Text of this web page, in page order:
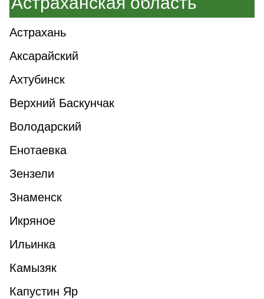
Астрахань
Аксарайский
Ахтубинск
Верхний Баскунчак
Володарский
Енотаевка
Зензели
Знаменск
Икряное
Ильинка
Камызяк
Капустин Яр